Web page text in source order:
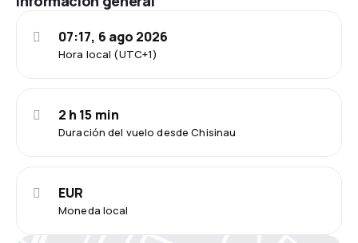
Hora local (UTC+1)
07:17, 6 ago 2026
Duración del vuelo desde Chisinau
2 h 15 min
Moneda local
EUR